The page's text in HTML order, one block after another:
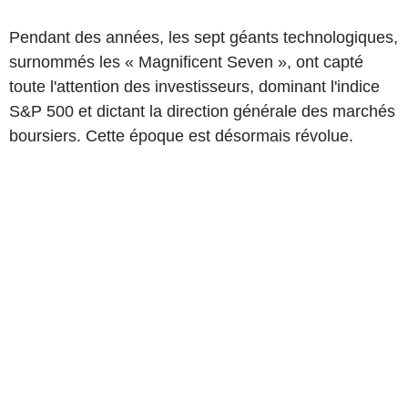
Pendant des années, les sept géants technologiques,
surnommés les « Magnificent Seven », ont capté
toute l'attention des investisseurs, dominant l'indice
S&P 500 et dictant la direction générale des marchés
boursiers. Cette époque est désormais révolue.